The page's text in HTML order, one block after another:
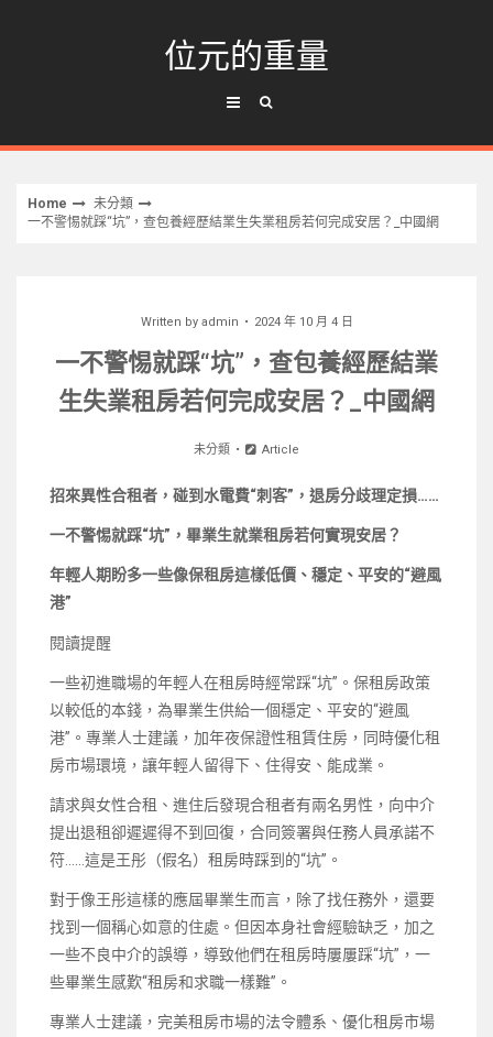
位元的重量
Home
未分類
一不警惕就踩“坑”，查包養經歷結業生失業租房若何完成安居？_中國網
Written by admin 2024 年 10 月 4 日
一不警惕就踩“坑”，查包養經歷結業
生失業租房若何完成安居？_中國網
未分類 Article
招來異性合租者，碰到水電費“刺客”，退房分歧理定損……
一不警惕就踩“坑”，畢業生就業租房若何實現安居？
年輕人期盼多一些像保租房這樣低價、穩定、平安的“避風
港”
閱讀提醒
一些初進職場的年輕人在租房時經常踩“坑”。保租房政策
以較低的本錢，為畢業生供給一個穩定、平安的“避風
港”。專業人士建議，加年夜保證性租賃住房，同時優化租
房市場環境，讓年輕人留得下、住得安、能成業。
請求與女性合租、進住后發現合租者有兩名男性，向中介
提出退租卻遲遲得不到回復，合同簽署與任務人員承諾不
符……這是王彤（假名）租房時踩到的“坑”。
對于像王彤這樣的應屆畢業生而言，除了找任務外，還要
找到一個稱心如意的住處。但因本身社會經驗缺乏，加之
一些不良中介的誤導，導致他們在租房時屢屢踩“坑”，一
些畢業生感歎“租房和求職一樣難”。
專業人士建議，完美租房市場的法令體系、優化租房市場